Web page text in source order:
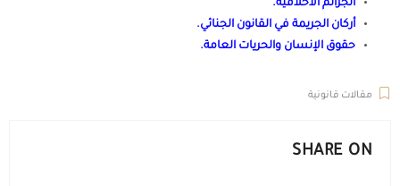
الجرائم الأخلاقية.
أركان الجريمة في القانون الجنائي.
حقوق الإنسان والحريات العامة.
مقالات قانونية
SHARE ON